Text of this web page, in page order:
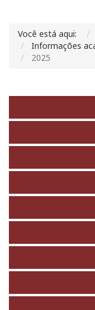
Você está aqui:
Informações
2025